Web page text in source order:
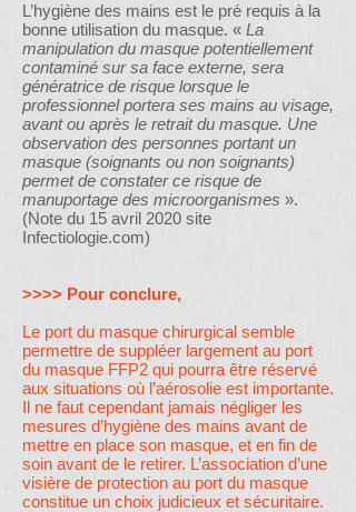
L’hygiène des mains est le pré requis à la
bonne utilisation du masque. « La
manipulation du masque potentiellement
contaminé sur sa face externe, sera
génératrice de risque lorsque le
professionnel portera ses mains au visage,
avant ou après le retrait du masque. Une
observation des personnes portant un
masque (soignants ou non soignants)
permet de constater ce risque de
manuportage des microorganismes ».
(Note du 15 avril 2020 site
Infectiologie.com)
>>>> Pour conclure,
Le port du masque chirurgical semble
permettre de suppléer largement au port
du masque FFP2 qui pourra être réservé
aux situations où l’aérosolie est importante.
Il ne faut cependant jamais négliger les
mesures d’hygiène des mains avant de
mettre en place son masque, et en fin de
soin avant de le retirer. L’association d’une
visière de protection au port du masque
constitue un choix judicieux et sécuritaire.